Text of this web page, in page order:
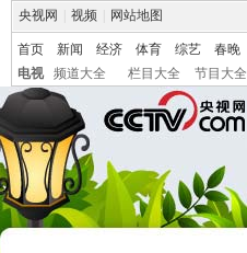
央视网 视频 网站地图
首页 新闻 经济 体育 综艺 春晚
电视
频道大全 栏目大全 节目大全